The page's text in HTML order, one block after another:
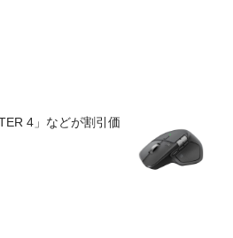
4」などが割引価